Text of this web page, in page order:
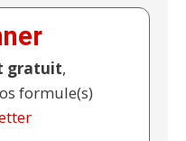
gratuit,
formule(s)